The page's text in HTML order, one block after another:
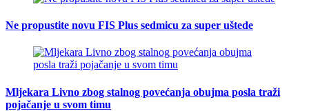
Ne propustite novu FIS Plus sedmicu za super uštede
Mljekara Livno zbog stalnog povećanja obujma posla traži
pojačanje u svom timu